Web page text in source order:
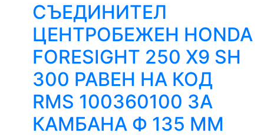
СЪЕДИНИТЕЛ
ЦЕНТРОБЕЖЕН HONDA
FORESIGHT 250 X9 SH
300 РАВЕН НА КОД
RMS 100360100 ЗА
КАМБАНА Ф 135 ММ